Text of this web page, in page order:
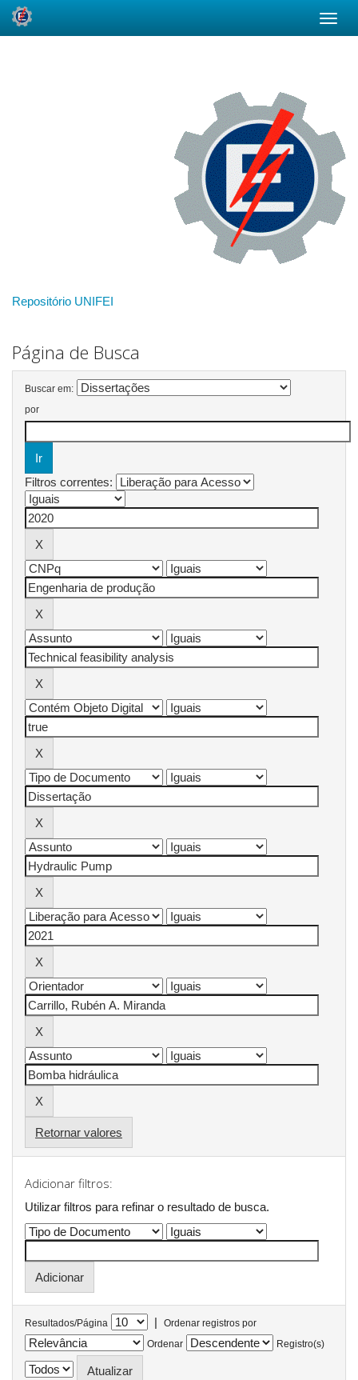
Repositório UNIFEI
Página de Busca
Buscar em:
por
Filtros correntes:
Retornar valores
Adicionar filtros:
Utilizar filtros para refinar o resultado de busca.
Resultados/Página |
Ordenar registros por
Ordenar
Registro(s)